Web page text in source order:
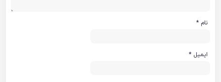
نام *
ایمیل *